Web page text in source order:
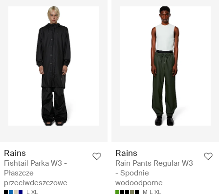
Rains
Fishtail Parka W3 -
Płaszcze
przeciwdeszczowe
L XL
Rains
Rain Pants Regular W3
- Spodnie
wodoodporne
M L XL